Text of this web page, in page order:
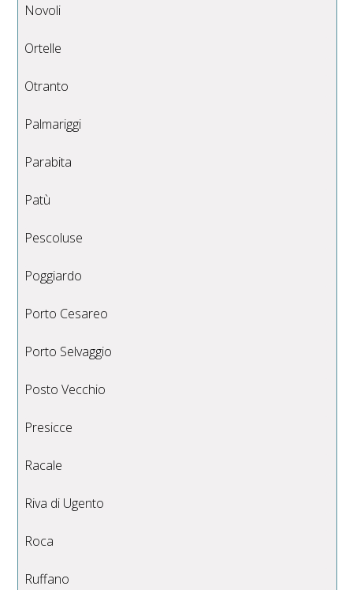
Novoli
Ortelle
Otranto
Palmariggi
Parabita
Patù
Pescoluse
Poggiardo
Porto Cesareo
Porto Selvaggio
Posto Vecchio
Presicce
Racale
Riva di Ugento
Roca
Ruffano